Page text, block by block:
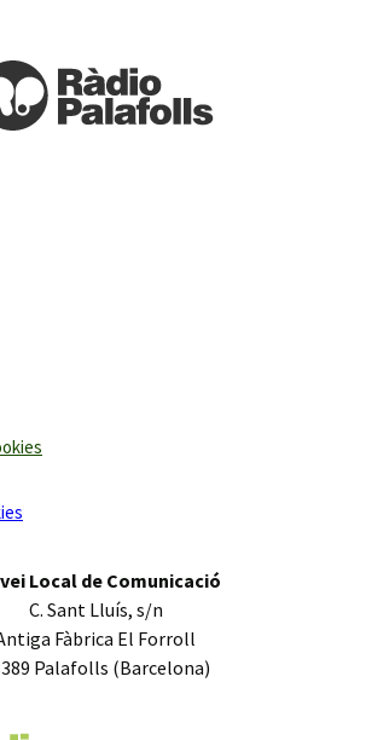
Local de Comunicació
C. Sant Lluís, s/n
Fàbrica El Forroll
Palafolls (Barcelona)